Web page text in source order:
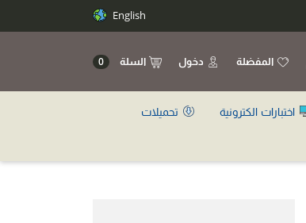
English
المفضلة دخول السلة 0
اختبارات الكترونية
تحميلات